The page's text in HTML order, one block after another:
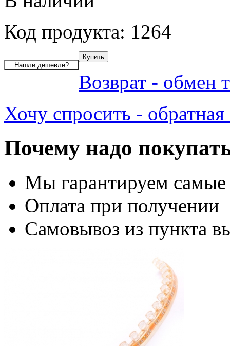
Код продукта: 1264
Возврат - обмен
Хочу спросить - обратная
Почему надо
Мы гарантируем
Оплата при получении
Самовывоз из пункта